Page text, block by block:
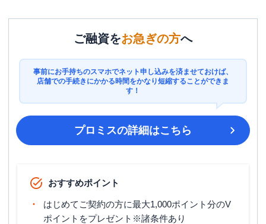
ご融資をお急ぎの方へ
事前にお手持ちのスマホでネット申し込みを済ませておけば、
店舗での手続きにかかる時間をかなり短縮することができま
す！
プロミスの詳細はこちら
おすすめポイント
はじめてご契約の方に最大1,000ポイント分のV
ポイントをプレゼント※諸条件あり